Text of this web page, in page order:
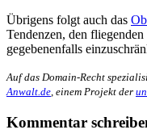
Übrigens folgt auch das
Tendenzen, den
gegebenenfalls
Auf das Domain-Recht
Anwalt.de , einem Projekt der
Kommentar